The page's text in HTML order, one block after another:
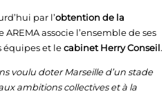
par l’obtention de la
AREMA associe l’ensemble de ses
équipes et lecabinet Herry Conseil.
voulu doter Marseille d’un stade
ambitions collectives et à la